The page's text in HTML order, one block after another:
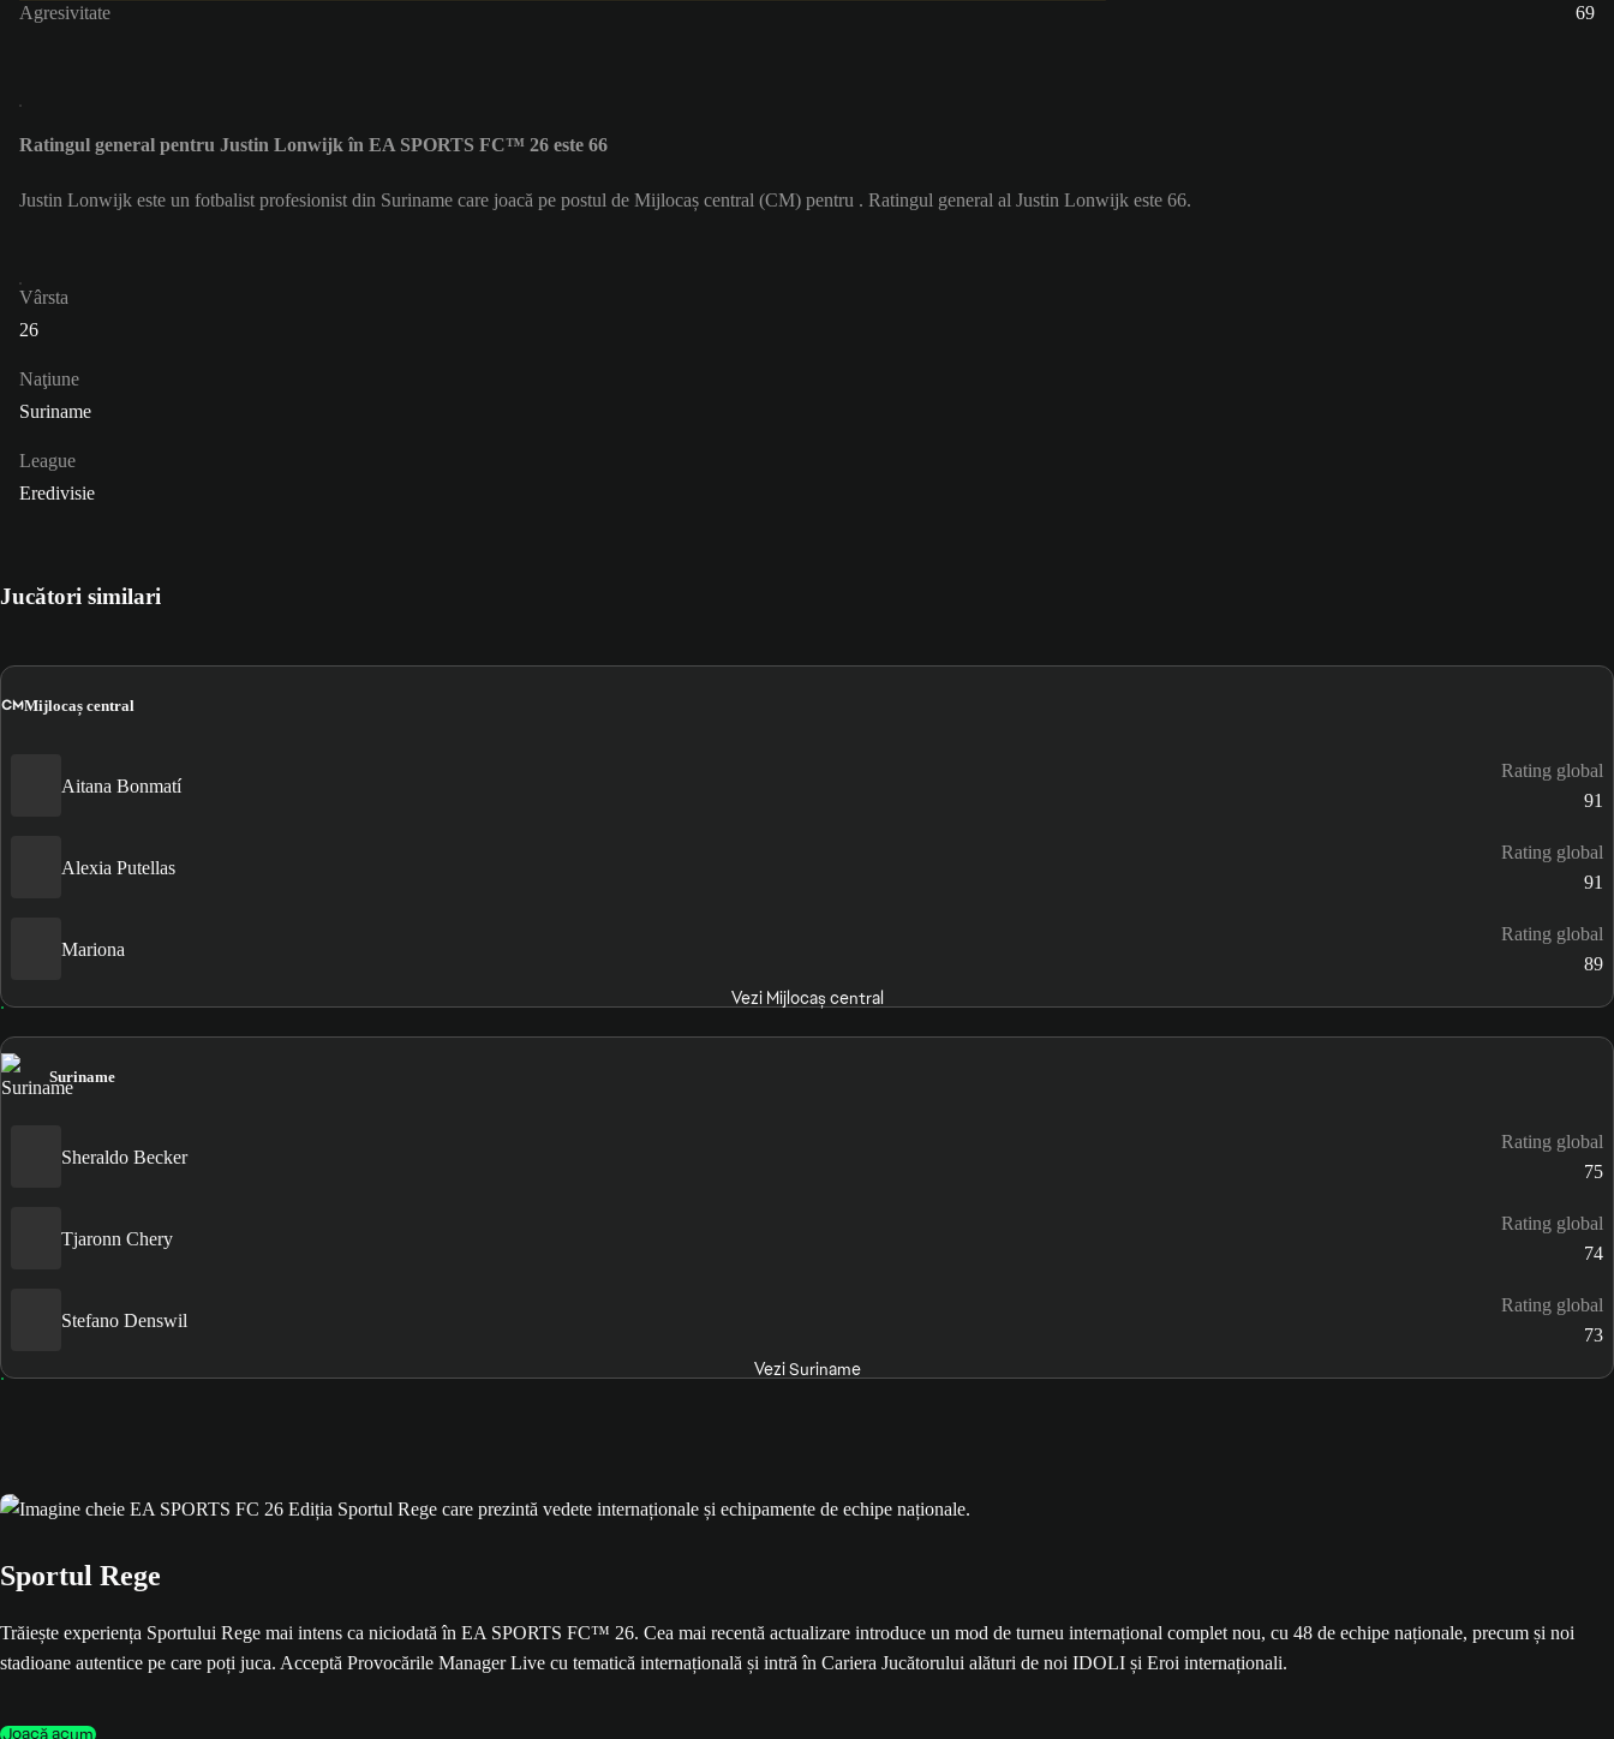
Agresivitate
69
Ratingul general pentru Justin Lonwijk în EA SPORTS FC™ 26 este 66
Justin Lonwijk este un fotbalist profesionist din Suriname care joacă pe postul de Mijlocaș central (CM) pentru . Ratingul general al Justin Lonwijk este 66.
Vârsta
26
Naţiune
Suriname
League
Eredivisie
Jucători similari
CMMijlocaș central
Aitana Bonmatí
Rating global
91
Alexia Putellas
Rating global
91
Mariona
Rating global
89
Vezi Mijlocaș central
Suriname
Sheraldo Becker
Rating global
75
Tjaronn Chery
Rating global
74
Stefano Denswil
Rating global
73
Vezi Suriname
Sportul Rege
Trăiește experiența Sportului Rege mai intens ca niciodată în EA SPORTS FC™ 26. Cea mai recentă actualizare introduce un mod de turneu internațional complet nou, cu 48 de echipe naționale, precum și noi
stadioane autentice pe care poți juca. Acceptă Provocările Manager Live cu tematică internațională și intră în Cariera Jucătorului alături de noi IDOLI și Eroi internaționali.